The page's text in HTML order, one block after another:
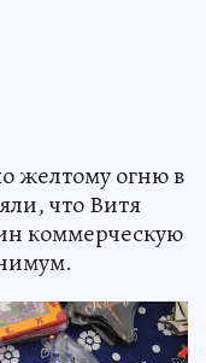
желтому огню в
что Витя
коммерческую